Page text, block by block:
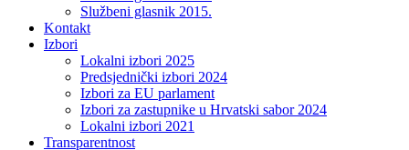
Službeni glasnik 2015.
Kontakt
Izbori
Lokalni izbori 2025
Predsjednički izbori 2024
Izbori za EU parlament
Izbori za zastupnike u Hrvatski sabor 2024
Lokalni izbori 2021
Transparentnost